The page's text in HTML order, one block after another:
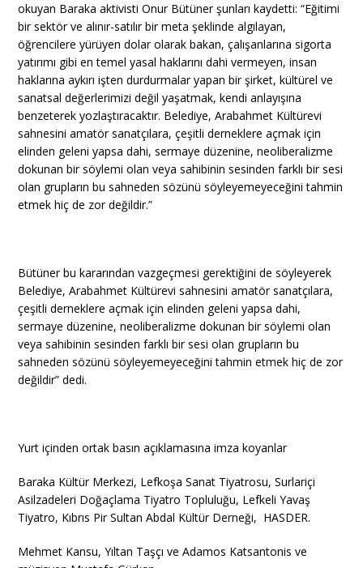
okuyan Baraka aktivisti Onur Bütüner şunları kaydetti: “Eğitimi
bir sektör ve alınır-satılır bir meta şeklinde algılayan,
öğrencilere yürüyen dolar olarak bakan, çalışanlarına sigorta
yatırımı gibi en temel yasal haklarını dahi vermeyen, insan
haklarına aykırı işten durdurmalar yapan bir şirket, kültürel ve
sanatsal değerlerimizi değil yaşatmak, kendi anlayışına
benzeterek yozlaştıracaktır. Belediye, Arabahmet Kültürevi
sahnesini amatör sanatçılara, çeşitli derneklere açmak için
elinden geleni yapsa dahi, sermaye düzenine, neoliberalizme
dokunan bir söylemi olan veya sahibinin sesinden farklı bir sesi
olan grupların bu sahneden sözünü söyleyemeyeceğini tahmin
etmek hiç de zor değildir.”
Bütüner bu kararından vazgeçmesi gerektiğini de söyleyerek
Belediye, Arabahmet Kültürevi sahnesini amatör sanatçılara,
çeşitli derneklere açmak için elinden geleni yapsa dahi,
sermaye düzenine, neoliberalizme dokunan bir söylemi olan
veya sahibinin sesinden farklı bir sesi olan grupların bu
sahneden sözünü söyleyemeyeceğini tahmin etmek hiç de zor
değildir” dedi.
Yurt içinden ortak basın açıklamasına imza koyanlar
Baraka Kültür Merkezi, Lefkoşa Sanat Tiyatrosu, Surlariçi
Asilzadeleri Doğaçlama Tiyatro Topluluğu, Lefkeli Yavaş
Tiyatro, Kıbrıs Pir Sultan Abdal Kültür Derneği, HASDER.
Mehmet Kansu, Yıltan Taşçı ve Adamos Katsantonis ve